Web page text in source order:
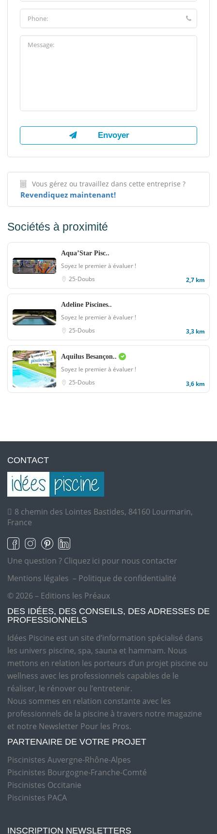
Vous gérez ou travaillez dans cette entreprise ?
Revendiquez maintenant!
Sociétés à proximité
Aqua’Star Pisc..
Soyez le premier à évaluer !
25-Doubs
2,7 km
Adeline Piscines..
Soyez le premier à évaluer !
25-Doubs
3,3 km
Aquilus Besançon..
Soyez le premier à évaluer !
25-Doubs
3,6 km
CONTACT
8 chemin des Lointes Bastides, 84160 Lourmarin,
France
Une question ? Cliquez ici pour nous contacter
Mentions légales – Politique de confidentialité
© 2026 – Editions les Préaux
DES IDÉES, DES CONSEILS, DES ADRESSES DE
PROFESSIONNELS
Idées Piscine est un site d’information spécialisé dans
les univers piscine, spa, sauna et hammam. Nous
mettons en relation les porteurs d’un projet piscine ou
wellness avec les professionnels capables de le
réaliser, le rénover ou l’entretenir.
Nous sommes en relation constante avec les
professionnels de la piscine à travers notre magazine
et notre Newsletter Pour les Pros.
PARTENAIRE DE VOTRE PROJET
Piscinistes Auvergne-Rhône-Alpes
Piscinistes Bourgogne-Franche-Comté
Piscinistes Occitanie
Piscinistes PACA
INSCRIPTION NEWSLETTERS